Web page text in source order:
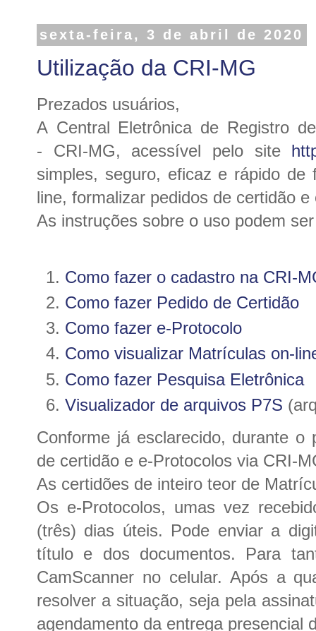
sexta-feira, 3 de abril de 2020
Utilização da CRI-MG
Prezados usuários,
A Central Eletrônica de Registro
- CRI-MG, acessível pelo site
simples, seguro, eficaz e rápido
line, formalizar pedidos de certidão e
As instruções sobre o uso podem
Como fazer o cadastro na CRI-
Como fazer Pedido de Certidão
Como fazer e-Protocolo
Como visualizar Matrículas on-
Como fazer Pesquisa Eletrônica
Visualizador de arquivos P7S
Conforme já esclarecido, durante
de certidão e e-Protocolos via CRI-
As certidões de inteiro teor de
Os e-Protocolos, umas vez
(três) dias úteis. Pode enviar a
título e dos documentos. Para
CamScanner no celular. Após a
resolver a situação, seja pela
agendamento da entrega presencial